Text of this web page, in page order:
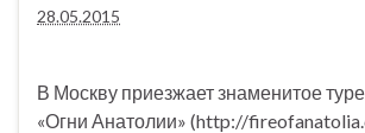
28.05.2015
В Москву приезжает знаменитое
«Огни Анатолии» (http://